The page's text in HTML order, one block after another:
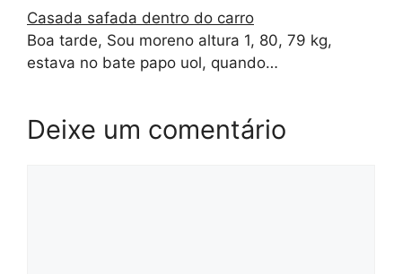
Casada safada dentro do carro
Boa tarde, Sou moreno altura 1, 80, 79 kg,
estava no bate papo uol, quando…
Deixe um comentário